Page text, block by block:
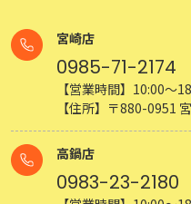
宮崎店
0985-71-2174
【営業時間】10:00～
【住所】〒880-0951
高鍋店
0983-23-2180